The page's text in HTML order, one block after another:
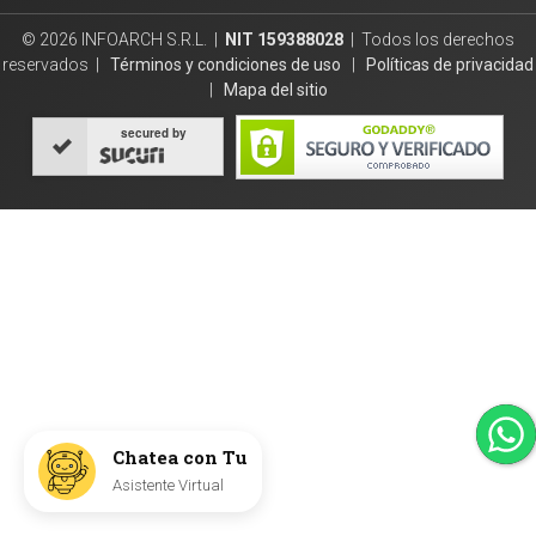
Chatea con Tu
Asistente Virtual
© 2026 INFOARCH S.R.L. | NIT 159388028 | Todos los derechos
reservados | Términos y condiciones de uso
Políticas de privacidad
Mapa del sitio
secured by